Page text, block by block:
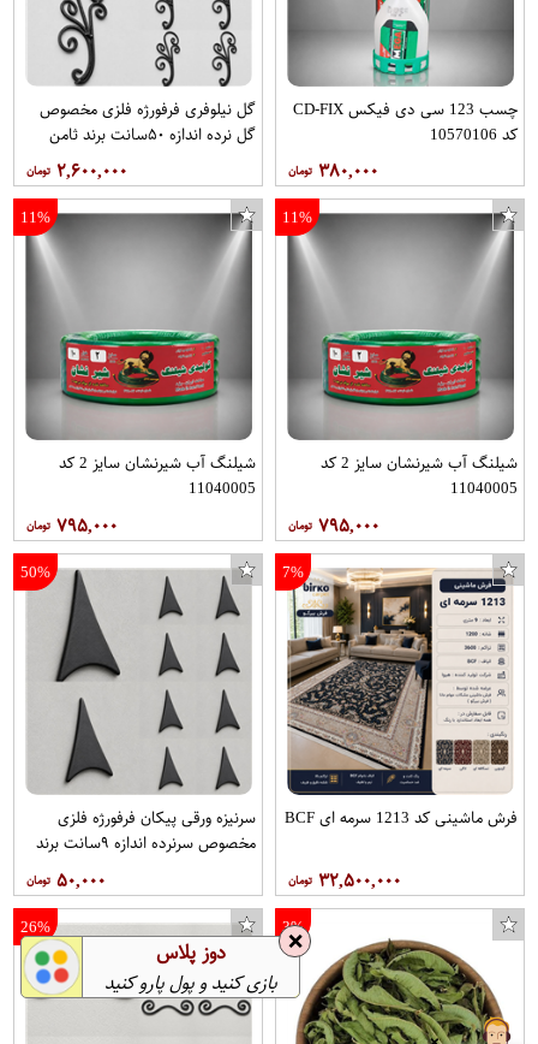
چسب 123 سی دی فیکس CD-FIX
کد 10570106
۳۸۰,۰۰۰
گل نیلوفری فرفورژه فلزی مخصوص
گل نرده اندازه ۵۰سانت برند ثامن
۲,۶۰۰,۰۰۰
11%
شیلنگ آب شیرنشان سایز 2 کد
11040005
۷۹۵,۰۰۰
11%
شیلنگ آب شیرنشان سایز 2 کد
11040005
۷۹۵,۰۰۰
7%
فرش ماشینی کد 1213 سرمه ای BCF
۳۲,۵۰۰,۰۰۰
50%
سرنیزه ورقی پیکان فرفورژه فلزی
مخصوص سرنرده اندازه ۹سانت برند
۵۰,۰۰۰
3%
26% ❌ دوز پلاس
بازی کنید و پول پارو کنید